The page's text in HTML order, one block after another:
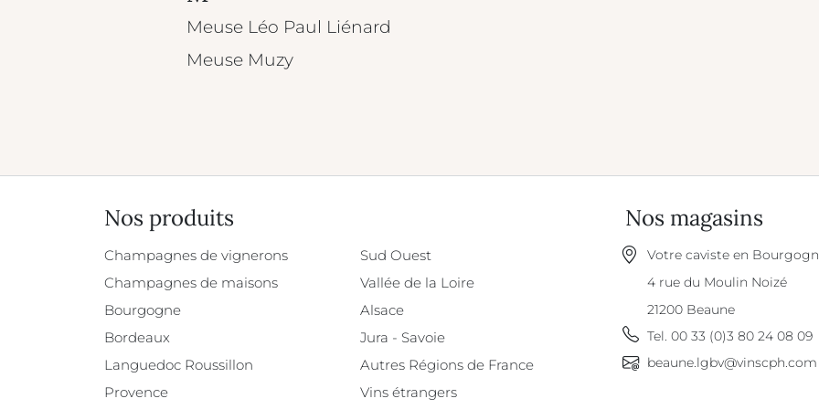
Meuse Léo Paul Liénard
Meuse Muzy
Nos produits
Champagnes de vignerons
Champagnes de maisons
Bourgogne
Bordeaux
Languedoc Roussillon
Provence
Sud Ouest
Vallée de la Loire
Alsace
Jura - Savoie
Autres Régions de France
Vins étrangers
Nos magasins
Votre caviste en
4 rue du Moulin Noizé
21200 Beaune
Tel. 00 33 (0)3 80 24 08 09
beaune.lgbv@vinscph.com